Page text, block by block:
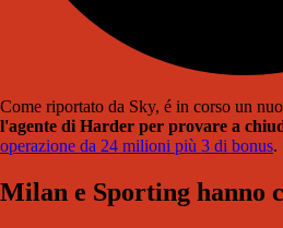
Come riportato da Sky, é in corso un
l'agente di Harder per provare a
operazione da 24 milioni più 3 di bonus.
Milan e Sporting hanno